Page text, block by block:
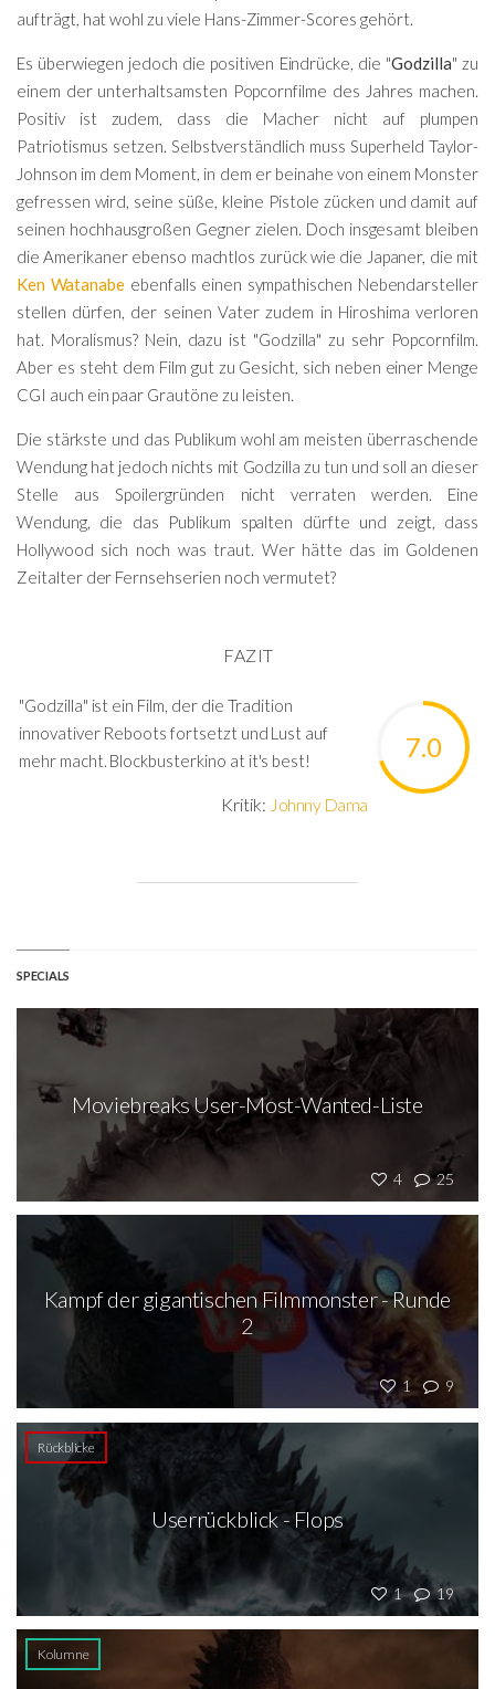
aufträgt, hat wohl zu viele Hans-Zimmer-Scores gehört.
Es überwiegen jedoch die positiven Eindrücke, die "Godzilla" zu
einem der unterhaltsamsten Popcornfilme des Jahres machen.
Positiv ist zudem, dass die Macher nicht auf plumpen
Patriotismus setzen. Selbstverständlich muss Superheld Taylor-
Johnson im dem Moment, in dem er beinahe von einem Monster
gefressen wird, seine süße, kleine Pistole zücken und damit auf
seinen hochhausgroßen Gegner zielen. Doch insgesamt bleiben
die Amerikaner ebenso machtlos zurück wie die Japaner, die mit
Ken Watanabe ebenfalls einen sympathischen Nebendarsteller
stellen dürfen, der seinen Vater zudem in Hiroshima verloren
hat. Moralismus? Nein, dazu ist "Godzilla" zu sehr Popcornfilm.
Aber es steht dem Film gut zu Gesicht, sich neben einer Menge
CGI auch ein paar Grautöne zu leisten.
Die stärkste und das Publikum wohl am meisten überraschende
Wendung hat jedoch nichts mit Godzilla zu tun und soll an dieser
Stelle aus Spoilergründen nicht verraten werden. Eine
Wendung, die das Publikum spalten dürfte und zeigt, dass
Hollywood sich noch was traut. Wer hätte das im Goldenen
Zeitalter der Fernsehserien noch vermutet?
FAZIT
7.0
"Godzilla" ist ein Film, der die Tradition
innovativer Reboots fortsetzt und Lust auf
mehr macht. Blockbusterkino at it's best!
Kritik: Johnny Dama
SPECIALS
4 25
Moviebreaks User-Most-Wanted-Liste
1 9
Kampf der gigantischen Filmmonster - Runde
2
Rückblicke
1 19
Userrückblick - Flops
Kolumne